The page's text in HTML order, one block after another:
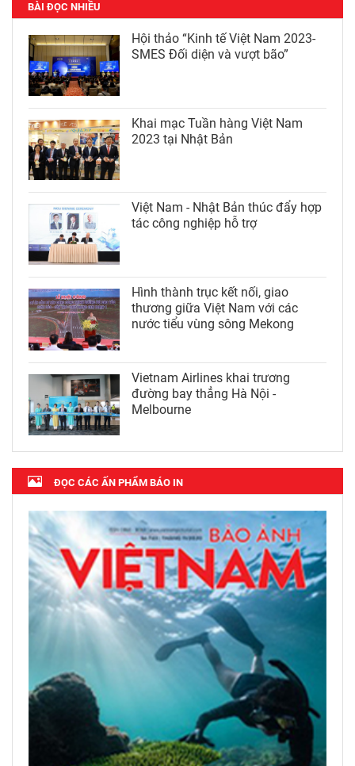
BÀI ĐỌC NHIỀU
Hội thảo “Kinh tế Việt Nam 2023-
SMES Đối diện và vượt bão”
Khai mạc Tuần hàng Việt Nam
2023 tại Nhật Bản
Việt Nam - Nhật Bản thúc đẩy hợp
tác công nghiệp hỗ trợ
Hình thành trục kết nối, giao
thương giữa Việt Nam với các
nước tiểu vùng sông Mekong
Vietnam Airlines khai trương
đường bay thẳng Hà Nội -
Melbourne
ĐỌC CÁC ẤN PHẨM BÁO IN